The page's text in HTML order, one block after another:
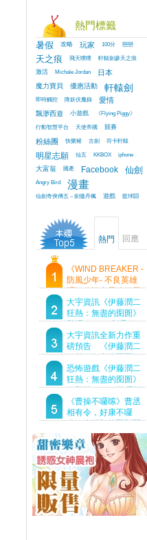
熱門標籤
暑假 攻略 玩家 100分 戀戀
天之痕 飛天噗噗
軒轅劍參天之痕
激活
Michale Jordan 日本
魔力寶貝 優惠活動 軒轅劍
即時觸控 降妖伏魔錄 愛情
飄渺西遊 小遊戲
《Flying Piggy》
行動智慧平台
天使帝國 競賽
粉絲團 快樂豬 古劍 符卡軒轅
明星志願 仙五 KKBOX iphone
大富翁 國產 Facebook 仙劍
Angry Bird 漫畫
仙劍奇俠傳五 – 劍傲丹楓 遊戲 籃球鬪
熱門 回應
《WIND BREAKER -
防風少年- 不良英雄
譚》傳說中最強的男
人現身！即將顛覆風
鈴高中！
大宇資訊《伊藤潤二
狂熱：無盡的囹圄》
登場 Steam 新品節
首支預告片及遊戲
Demo重磅釋出
大宇資訊全新力作重
磅預告 《伊藤潤二
狂熱：無盡的囹圄》
驚悚亮相 ！伊藤潤二
恐怖世界首度進軍
Steam
恐怖遊戲《伊藤潤二
狂熱：無盡的囹圄》
今登陸Steam 詭異洋
樓開啟 同步釋出最新
預告片
《曹操不囉嗦》曹丞
相有令，好康不囉
嗦！事前預約即刻開